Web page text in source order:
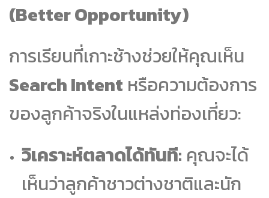
(Better Opportunity)
การเรียนที่เกาะช้างช่วยให้คุณเห็น
Search Intent หรือความต้องการ
ของลูกค้าจริงในแหล่งท่องเที่ยว:
วิเคราะห์ตลาดได้ทันที: คุณจะได้
เห็นว่าลูกค้าชาวต่างชาติและนัก